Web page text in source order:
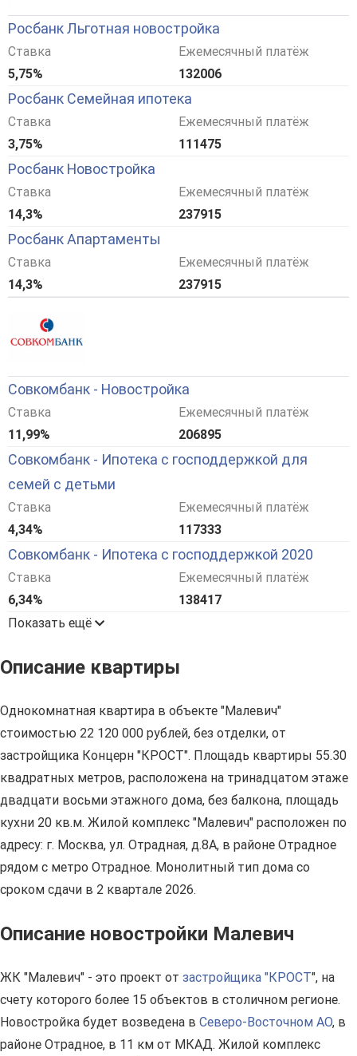
Росбанк Льготная новостройка
Ставка
5,75%
Ежемесячный платёж
132006
Росбанк Семейная ипотека
Ставка
3,75%
Ежемесячный платёж
111475
Росбанк Новостройка
Ставка
14,3%
Ежемесячный платёж
237915
Росбанк Апартаменты
Ставка
14,3%
Ежемесячный платёж
237915
Совкомбанк - Новостройка
Ставка
11,99%
Ежемесячный платёж
206895
Совкомбанк - Ипотека с господдержкой для
семей с детьми
Ставка
4,34%
Ежемесячный платёж
117333
Совкомбанк - Ипотека с господдержкой 2020
Ставка
6,34%
Ежемесячный платёж
138417
Показать ещё
Описание квартиры
Однокомнатная квартира в объекте "Малевич"
стоимостью 22 120 000 рублей, без отделки, от
застройщика Концерн "КРОСТ". Площадь квартиры 55.30
квадратных метров, расположена на тринадцатом этаже
двадцати восьми этажного дома, без балкона, площадь
кухни 20 кв.м. Жилой комплекс "Малевич" расположен по
адресу: г. Москва, ул. Отрадная, д.8А, в районе Отрадное
рядом с метро Отрадное. Монолитный тип дома со
сроком сдачи в 2 квартале 2026.
Описание новостройки Малевич
ЖК "Малевич" - это проект от застройщика "КРОСТ", на
счету которого более 15 объектов в столичном регионе.
Новостройка будет возведена в Северо-Восточном АО, в
районе Отрадное, в 11 км от МКАД. Жилой комплекс